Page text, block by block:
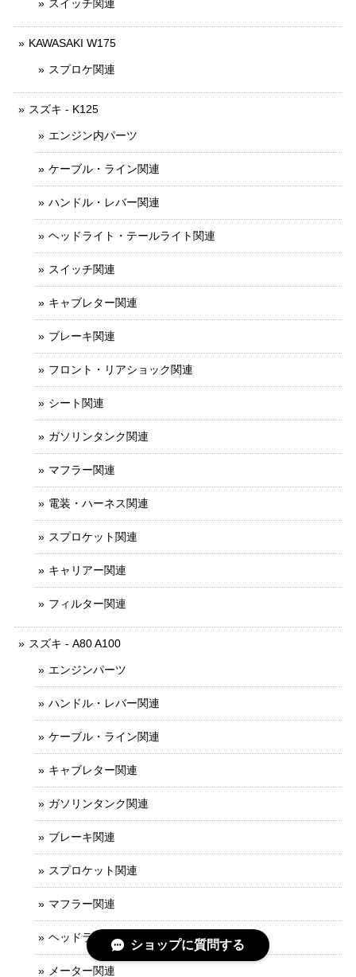
スイッチ関連
KAWASAKI W175
スプロケ関連
スズキ - K125
エンジン内パーツ
ケーブル・ライン関連
ハンドル・レバー関連
ヘッドライト・テールライト関連
スイッチ関連
キャブレター関連
ブレーキ関連
フロント・リアショック関連
シート関連
ガソリンタンク関連
マフラー関連
電装・ハーネス関連
スプロケット関連
キャリアー関連
フィルター関連
スズキ - A80 A100
エンジンパーツ
ハンドル・レバー関連
ケーブル・ライン関連
キャブレター関連
ガソリンタンク関連
ブレーキ関連
スプロケット関連
マフラー関連
ヘッドライト関連
メーター関連
ショップに質問する